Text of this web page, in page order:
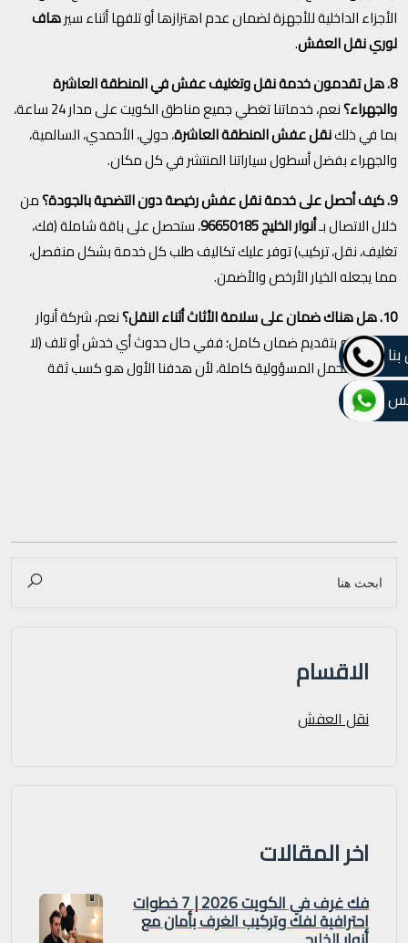
الأجزاء الداخلية للأجهزة لضمان عدم اهتزازها أو تلفها أثناء سيرهاف
لوري نقل العفش.
8. هل تقدمون خدمة نقل وتغليف عفش في المنطقة العاشرة
والجهراء؟
نعم، خدماتنا تغطي جميع مناطق الكويت على مدار 24 ساعة،
بما في ذلكنقل عفش المنطقة العاشرة، حولي، الأحمدي، السالمية،
والجهراء بفضل أسطول سياراتنا المنتشر في كل مكان.
9. كيف أحصل على خدمة نقل عفش رخيصة دون التضحية بالجودة؟
من
خلال الاتصال بـأنوار الخليج 96650185
، ستحصل على باقة شاملة (فك،
تغليف، نقل، تركيب) توفر عليك تكاليف طلب كل خدمة بشكل منفصل،
مما يجعله الخيار الأرخص والأضمن.
10. هل هناك ضمان على سلامة الأثاث أثناء النقل؟
نعم، شركة أنوار
الخليج تلتزم بتقديم ضمان كامل؛ ففي حال حدوث أي خدش أو تلف (لا
قدر الله) نتحمل المسؤولية كاملة، لأن هدفنا الأول هو كسب ثقة
العميل.
الاقسام
نقل العفش
اخر المقالات
فك غرف في الكويت 2026 | 7 خطوات
احترافية لفك وتركيب الغرف بأمان مع